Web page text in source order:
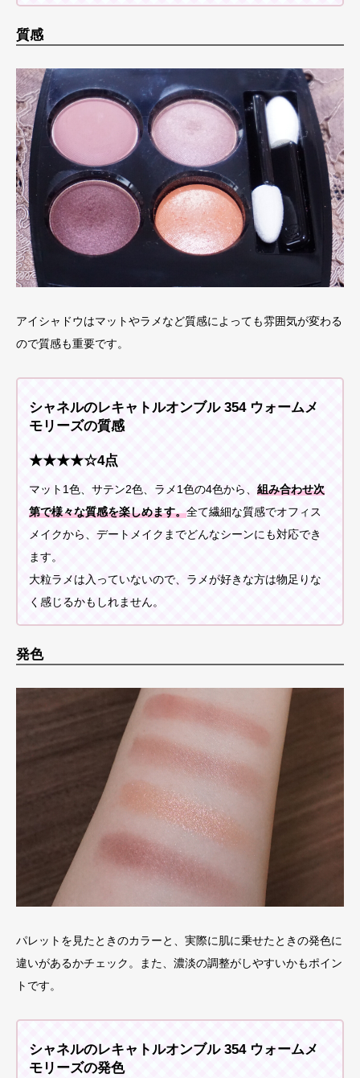
質感
アイシャドウはマットやラメなど質感によっても雰囲気が変わる
ので質感も重要です。
シャネルのレキャトルオンブル 354 ウォームメ
モリーズの質感
★★★★☆4点
マット1色、サテン2色、ラメ1色の4色から、 組み合わせ次
第で様々な質感を楽しめます。全て繊細な質感でオフィス
メイクから、デートメイクまでどんなシーンにも対応でき
ます。
大粒ラメは入っていないので、ラメが好きな方は物足りな
く感じるかもしれません。
発色
パレットを見たときのカラーと、実際に肌に乗せたときの発色に
違いがあるかチェック。また、濃淡の調整がしやすいかもポイン
トです。
シャネルのレキャトルオンブル 354 ウォームメ
モリーズの発色